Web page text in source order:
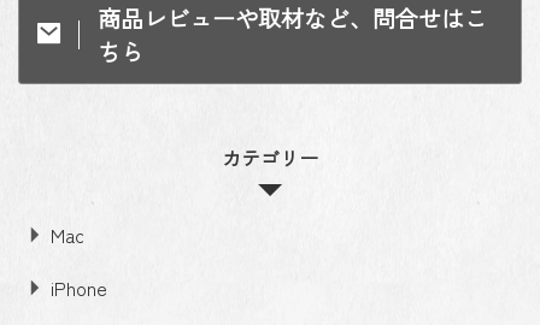
商品レビューや取材など、問合せはこ
ちら
カテゴリー
Mac
iPhone